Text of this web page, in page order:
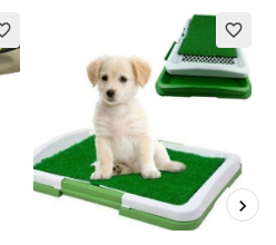
favorite_border